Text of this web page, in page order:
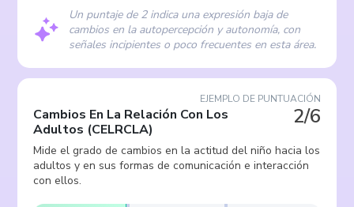
Un puntaje de 2 indica una expresión baja de
cambios en la autopercepción y autonomía, con
señales incipientes o poco frecuentes en esta área.
EJEMPLO DE PUNTUACIÓN
2/6
Cambios En La Relación Con Los
Adultos (CELRCLA)
Mide el grado de cambios en la actitud del niño hacia los
adultos y en sus formas de comunicación e interacción
con ellos.